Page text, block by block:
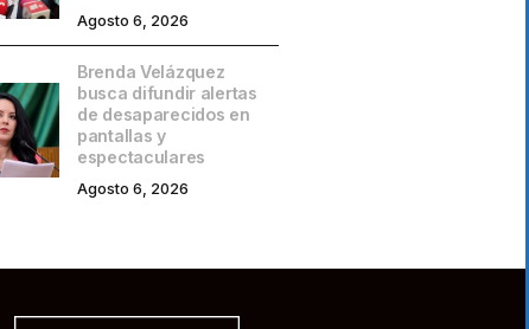
Agosto 6, 2026
Brenda Velázquez
busca difundir alertas
de desaparecidos en
pantallas y
espectaculares
Agosto 6, 2026